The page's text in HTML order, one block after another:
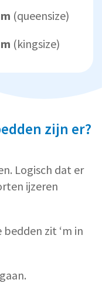
(queensize)
(kingsize)
zijn er?
Logisch dat er
ijzeren
zit ‘m in